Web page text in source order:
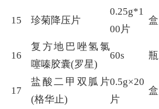
15 珍菊降压片
0.25g*1
00片
盒
16
复方地巴唑氢氯
噻嗪胶囊(罗星)
60s 瓶
17
盐酸二甲双胍片
(格华止)
0.5g×20
片
盒